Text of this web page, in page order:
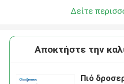
Δείτε
Αποκτήστε την
Πιό